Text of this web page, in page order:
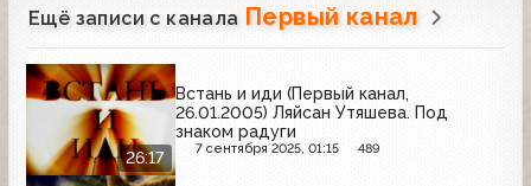
Ещё записи с канала Первый канал
26:17
Встань и иди (Первый канал,
26.01.2005) Ляйсан Утяшева. Под
знаком радуги
7 сентября 2025, 01:15 489